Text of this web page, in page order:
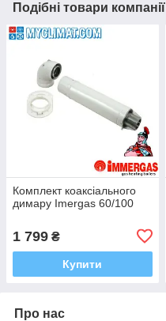
Подібні товари компанії
Комплект коаксіального
димару Imergas 60/100
1 799 ₴
Купити
Про нас